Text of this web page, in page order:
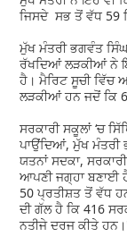
ਜਿਸਦੇ ਸਭ ਤੋਂ ਵੱਧ 59
ਮੁੱਖ ਮੰਤਰੀ ਭਗਵੰਤ ਸਿੰਘ
ਰੱਖਦਿਆਂ ਲੜਕੀਆਂ ਨੇ
ਹੈ। ਮੈਰਿਟ ਸੂਚੀ ਵਿੱਚ
ਲੜਕੀਆਂ ਹਨ ਜਦੋਂ ਕਿ
ਸਰਕਾਰੀ ਸਕੂਲਾਂ ‘ਚ
ਪਾਉਂਦਿਆਂ, ਮੁੱਖ ਮੰਤਰੀ
ਯਤਨਾਂ ਸਦਕਾ,
ਆਪਣੀ ਜਗ੍ਹਾ ਬਣਾਈ
50 ਪ੍ਰਤੀਸ਼ਤ ਤੋਂ ਵੱਧ
ਦੀ ਗੱਲ ਹੈ ਕਿ 416
ਨਤੀਜੇ ਦਰਜ ਕੀਤੇ